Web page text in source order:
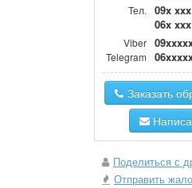
Тел.
09x
06x
Viber
Telegram
Заказать
Поделиться с
Отправить